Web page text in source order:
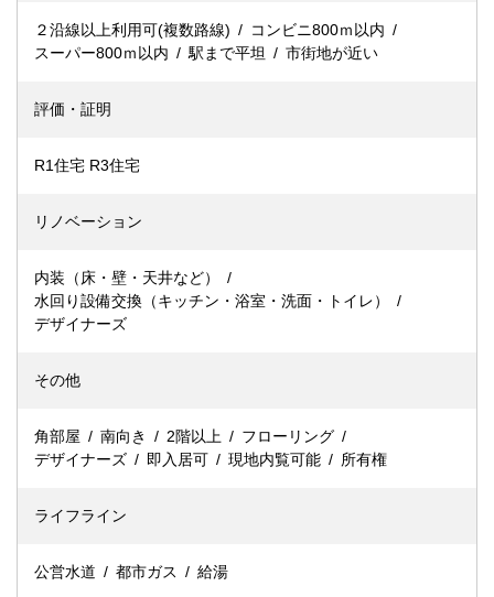
２沿線以上利用可(複数路線)
コンビニ800ｍ以内
スーパー800ｍ以内
駅まで平坦 市街地が近い
評価・証明
R1住宅 R3住宅
リノベーション
内装（床・壁・天井など）
水回り設備交換（キッチン・浴室・洗面・トイレ）
デザイナーズ
その他
角部屋 南向き 2階以上
フローリング
デザイナーズ
即入居可 現地内覧可能 所有権
ライフライン
公営水道 都市ガス 給湯